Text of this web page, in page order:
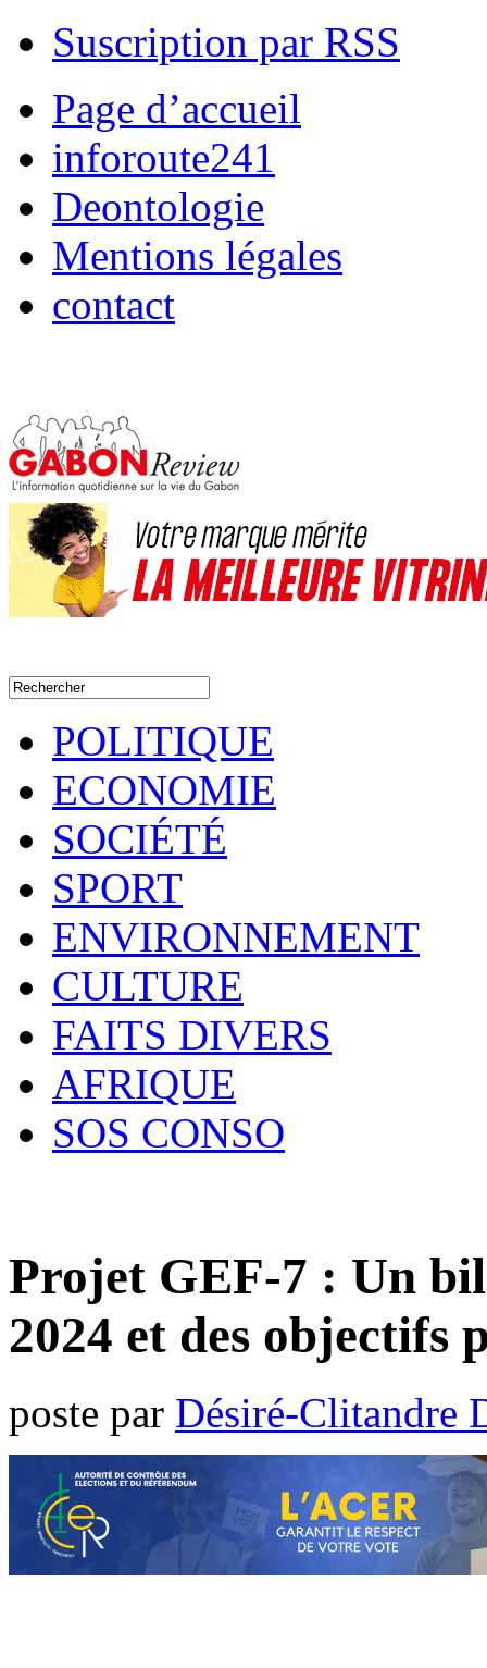
Suscription par RSS
Page d’accueil
inforoute241
Deontologie
Mentions légales
contact
POLITIQUE
ECONOMIE
SOCIÉTÉ
SPORT
ENVIRONNEMENT
CULTURE
FAITS DIVERS
AFRIQUE
SOS CONSO
Projet GEF-7 : Un
2024 et des objectifs
poste par Désiré-Clitandre